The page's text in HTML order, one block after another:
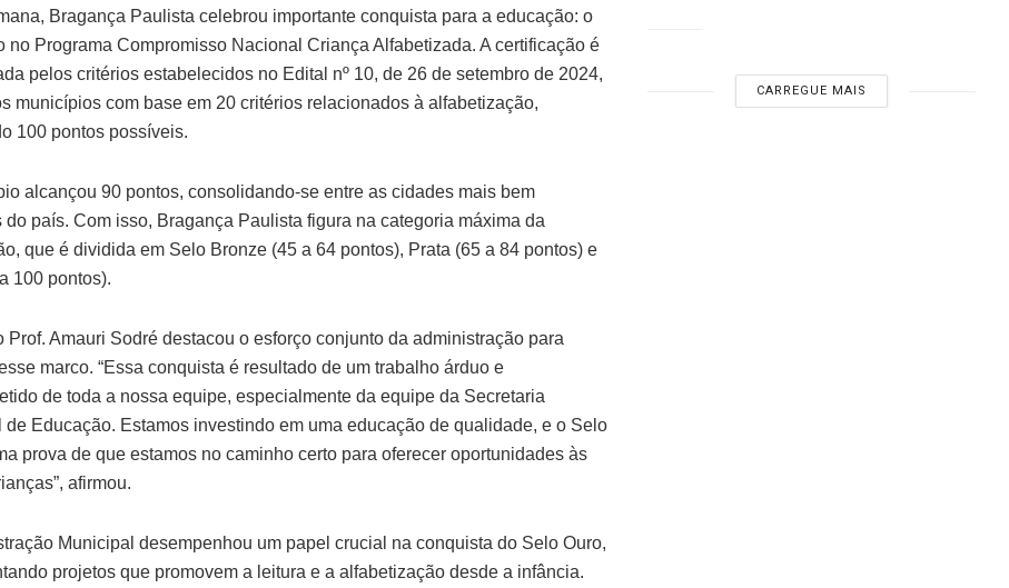
Bragança Paulista celebrou importante conquista para a educação: o
no Programa Compromisso Nacional Criança Alfabetizada. A certificação é
pelos critérios estabelecidos no Edital nº 10, de 26 de setembro de 2024,
municípios com base em 20 critérios relacionados à alfabetização,
100 pontos possíveis.
alcançou 90 pontos, consolidando-se entre as cidades mais bem
do país. Com isso, Bragança Paulista figura na categoria máxima da
que é dividida em Selo Bronze (45 a 64 pontos), Prata (65 a 84 pontos) e
100 pontos).
Prof. Amauri Sodré destacou o esforço conjunto da administração para
marco. “Essa conquista é resultado de um trabalho árduo e
de toda a nossa equipe, especialmente da equipe da Secretaria
de Educação. Estamos investindo em uma educação de qualidade, e o Selo
prova de que estamos no caminho certo para oferecer oportunidades às
afirmou.
Municipal desempenhou um papel crucial na conquista do Selo Ouro,
projetos que promovem a leitura e a alfabetização desde a infância.
CARREGUE MAIS